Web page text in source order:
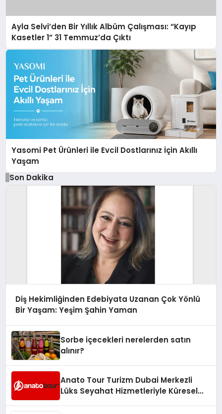
Ayla Selvi’den Bir Yıllık Albüm Çalışması: “Kayıp
Kasetler 1” 31 Temmuz’da Çıktı
Yasomi Pet Ürünleri ile Evcil Dostlarınız İçin Akıllı
Yaşam
Son Dakika
Diş Hekimliğinden Edebiyata Uzanan Çok Yönlü
Bir Yaşam: Yeşim Şahin Yaman
Sorbe içecekleri nerelerden satın
alınır?
Anato Tour Turizm Dubai Merkezli
Lüks Seyahat Hizmetleriyle Küresel